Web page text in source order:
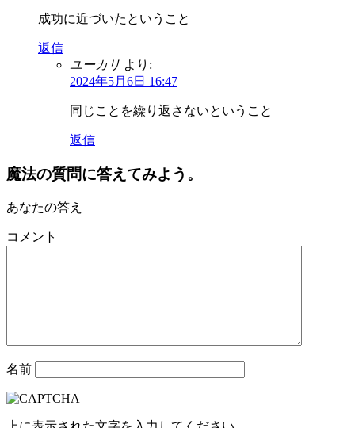
成功に近づいたということ
返信
ユーカリ より:
2024年5月6日 16:47
同じことを繰り返さないということ
返信
魔法の質問に答えてみよう。
あなたの答え
コメント
名前